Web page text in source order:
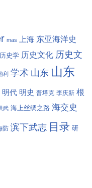
mas 上海 东亚海洋史
历史学 历史文化 历史文
利 学术 山东 山东
明代 明史 普塔克 李庆新 根
武 海上丝绸之路 海交史
防 滨下武志 目录 研